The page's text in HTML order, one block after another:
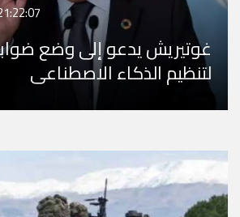
غوتيريش يدعو إلى وضع
لتنظيم الذكاء الاصطناعي